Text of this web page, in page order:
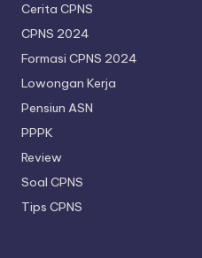
Cerita CPNS
CPNS 2024
Formasi CPNS 2024
Lowongan Kerja
Pensiun ASN
PPPK
Review
Soal CPNS
Tips CPNS